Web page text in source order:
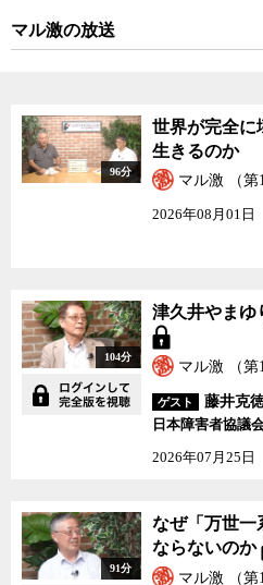
では、福島の事故を無駄にしない
ことが何よりも重要だと主張する。
組みをいじってみても、本当の意
はあり得ない。そして、それはわれ
する道を選んだことを意味する。
故後の原因究明や新たに作成され
れわれ日本人の弱点について、先の
トの船橋洋一氏とジャーナリストの
が議論した。
マル激の放送
96分
世界が完全に
生きるのか
マル激 （第
2026年08月01日
104分
津久井やまゆ
マル激 （第
ゲスト
藤井克
日本障害者協議
2026年07月25日
91分
なぜ「万世一
ならないのか
マル激 （第